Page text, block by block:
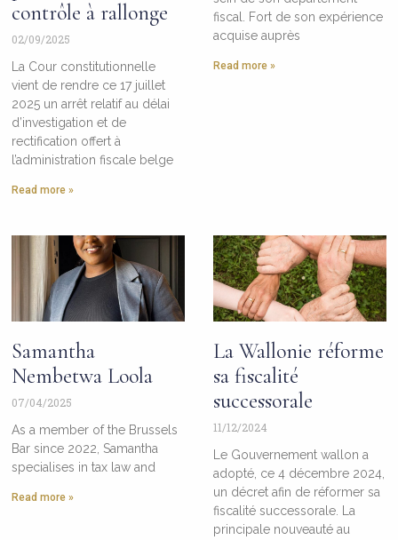
contrôle à rallonge
02/09/2025
La Cour constitutionnelle
vient de rendre ce 17 juillet
2025 un arrêt relatif au délai
d’investigation et de
rectification offert à
l’administration fiscale belge
Read more »
fiscal. Fort de son expérience
acquise auprès
Read more »
Samantha
Nembetwa Loola
07/04/2025
As a member of the Brussels
Bar since 2022, Samantha
specialises in tax law and
Read more »
La Wallonie réforme
sa fiscalité
successorale
11/12/2024
Le Gouvernement wallon a
adopté, ce 4 décembre 2024,
un décret afin de réformer sa
fiscalité successorale. La
principale nouveauté au